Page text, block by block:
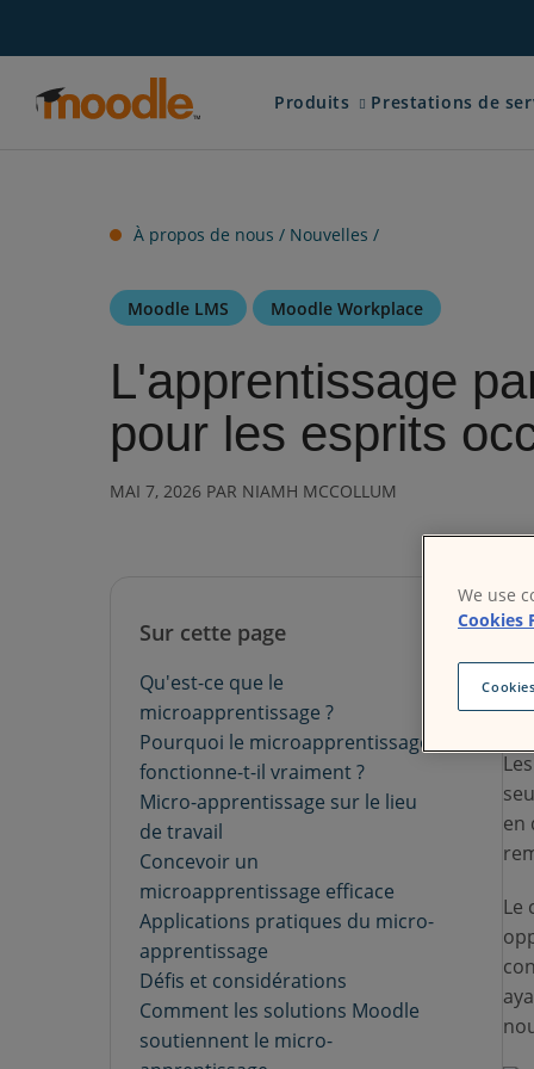
Produits Expand child menu for
Prestations de
À propos de nous / Nouvelles /
Moodle LMS Moodle Workplace
L'apprentissage
pour les esprits
MAI 7, 2026 PAR NIAMH MCCOLLUM
Sur cette page
Qu'est-ce que le
microapprentissage ?
Pourquoi le microapprentissage
fonctionne-t-il vraiment ?
Micro-apprentissage sur le lieu
de travail
Concevoir un
microapprentissage efficace
Applications pratiques du micro-
apprentissage
Défis et considérations
Comment les solutions Moodle
soutiennent le micro-
en
Le
We use
Cookies